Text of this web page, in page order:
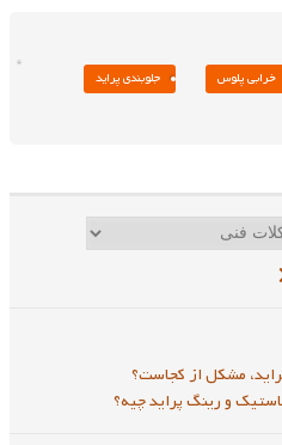
خرابی پلوس
جلو‌بندی پراید
مشکل از کجاست؟
و رینگ پراید چیه؟